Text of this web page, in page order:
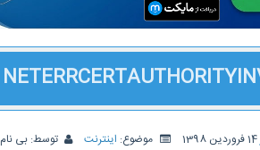
14 فروردین 1398 موضوع: اینترنت توسط: بی نام